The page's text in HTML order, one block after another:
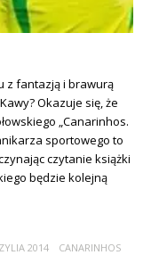
z fantazją i brawurą
Okazuje się, że
„Canarinhos.
sportowego to
czytanie książki
będzie kolejną
2014
CANARINHOS